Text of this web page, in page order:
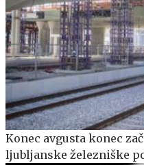
Konec avgusta konec
ljubljanske železniške